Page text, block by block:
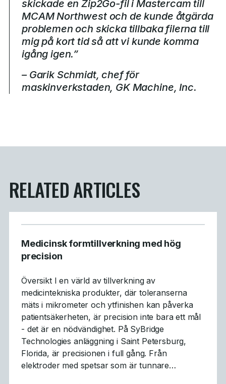
skickade en Zip2Go-fil i Mastercam till
MCAM Northwest och de kunde åtgärda
problemen och skicka tillbaka filerna till
mig på kort tid så att vi kunde komma
igång igen.”
– Garik Schmidt, chef för
maskinverkstaden, GK Machine, Inc.
RELATED ARTICLES
Medicinsk formtillverkning med hög
precision
Översikt I en värld av tillverkning av
medicintekniska produkter, där toleranserna
mäts i mikrometer och ytfinishen kan påverka
patientsäkerheten, är precision inte bara ett mål
- det är en nödvändighet. På SyBridge
Technologies anläggning i Saint Petersburg,
Florida, är precisionen i full gång. Från
elektroder med spetsar som är tunnare…